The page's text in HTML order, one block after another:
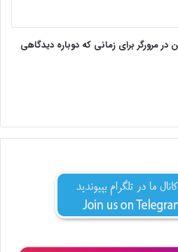
مرورگر برای زمانی که دوباره دیدگاهی